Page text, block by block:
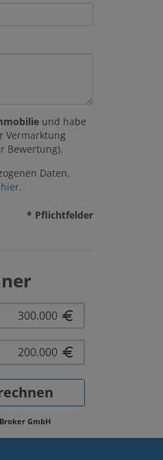
und habe
Vermarktung
Bewertung).
Daten,
hier.
* Pflichtfelder